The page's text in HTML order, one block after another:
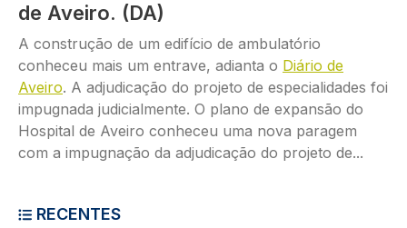
de Aveiro. (DA)
A construção de um edifício de ambulatório
conheceu mais um entrave, adianta o Diário de
Aveiro. A adjudicação do projeto de especialidades foi
impugnada judicialmente. O plano de expansão do
Hospital de Aveiro conheceu uma nova paragem
com a impugnação da adjudicação do projeto de...
RECENTES